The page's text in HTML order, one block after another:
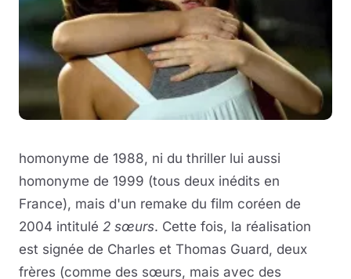
homonyme de 1988, ni du thriller lui aussi
homonyme de 1999 (tous deux inédits en
France), mais d'un remake du film coréen de
2004 intitulé 2 sœurs. Cette fois, la réalisation
est signée de Charles et Thomas Guard, deux
frères (comme des sœurs, mais avec des